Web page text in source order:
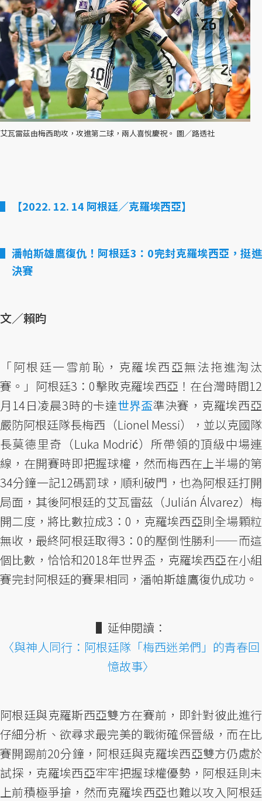
艾瓦雷茲由梅西助攻，攻進第二球，兩人喜悅慶祝。 圖／路透社
【2022. 12. 14 阿根廷／克羅埃西亞】
潘帕斯雄鷹復仇！阿根廷3：0完封克羅埃西亞，挺進
決賽
文／賴昀
「阿根廷一雪前恥，克羅埃西亞無法拖進淘汰
賽。」阿根廷3：0擊敗克羅埃西亞！在台灣時間12
月14日凌晨3時的卡達世界盃準決賽，克羅埃西亞
嚴防阿根廷隊長梅西（Lionel Messi），並以克國隊
長莫德里奇（Luka Modrić）所帶領的頂級中場連
線，在開賽時即把握球權，然而梅西在上半場的第
34分鐘一記12碼罰球，順利破門，也為阿根廷打開
局面，其後阿根廷的艾瓦雷茲（Julián Álvarez）梅
開二度，將比數拉成3：0，克羅埃西亞則全場顆粒
無收，最終阿根廷取得3：0的壓倒性勝利——而這
個比數，恰恰和2018年世界盃，克羅埃西亞在小組
賽完封阿根廷的賽果相同，潘帕斯雄鷹復仇成功。
▌延伸閱讀：
〈與神人同行：阿根廷隊「梅西迷弟們」的青春回
憶故事〉
阿根廷與克羅斯西亞雙方在賽前，即針對彼此進行
仔細分析、欲尋求最完美的戰術確保晉級，而在比
賽開踢前20分鐘，阿根廷與克羅埃西亞雙方仍處於
試探，克羅埃西亞牢牢把握球權優勢，阿根廷則未
上前積極爭搶，然而克羅埃西亞也難以攻入阿根廷